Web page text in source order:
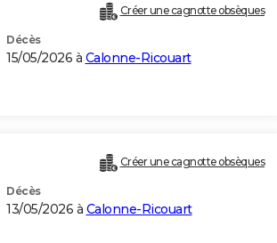
Créer une cagnotte obsèques
Décès
15/05/2026 à Calonne-Ricouart
Créer une cagnotte obsèques
Décès
13/05/2026 à Calonne-Ricouart